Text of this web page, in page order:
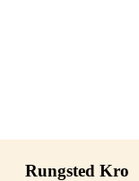
Rungsted Kro